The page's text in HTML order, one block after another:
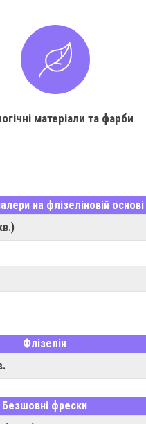
матеріали та фарби
на флізеліновій основі
Флізелін
Безшовні фрески